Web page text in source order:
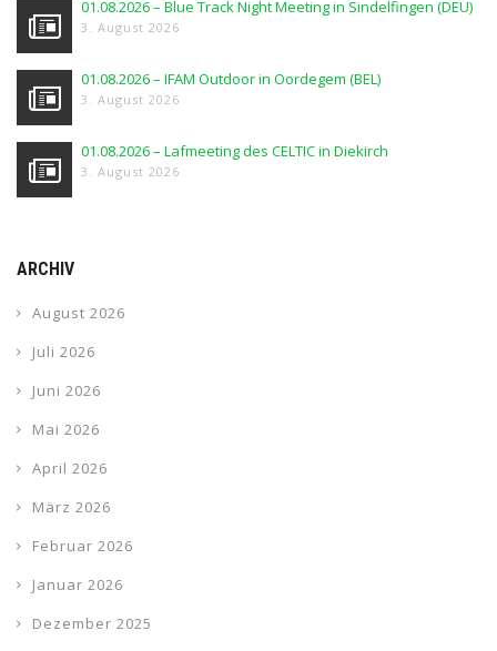
01.08.2026 – Blue Track Night Meeting in Sindelfingen (DEU)
3. August 2026
01.08.2026 – IFAM Outdoor in Oordegem (BEL)
3. August 2026
01.08.2026 – Lafmeeting des CELTIC in Diekirch
3. August 2026
ARCHIV
August 2026
Juli 2026
Juni 2026
Mai 2026
April 2026
März 2026
Februar 2026
Januar 2026
Dezember 2025